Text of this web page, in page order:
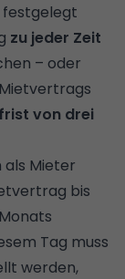
festgelegt
zu jeder Zeit
– oder
von drei
als Mieter
bis
Tag muss
werden,